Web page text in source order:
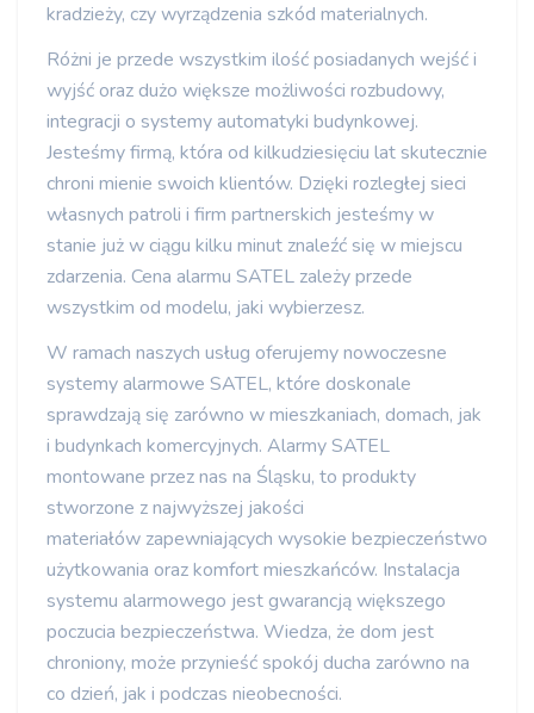
kradzieży, czy wyrządzenia szkód materialnych.
Różni je przede wszystkim ilość posiadanych wejść i
wyjść oraz dużo większe możliwości rozbudowy,
integracji o systemy automatyki budynkowej.
Jesteśmy firmą, która od kilkudziesięciu lat skutecznie
chroni mienie swoich klientów. Dzięki rozległej sieci
własnych patroli i firm partnerskich jesteśmy w
stanie już w ciągu kilku minut znaleźć się w miejscu
zdarzenia. Cena alarmu SATEL zależy przede
wszystkim od modelu, jaki wybierzesz.
W ramach naszych usług oferujemy nowoczesne
systemy alarmowe SATEL, które doskonale
sprawdzają się zarówno w mieszkaniach, domach, jak
i budynkach komercyjnych. Alarmy SATEL
montowane przez nas na Śląsku, to produkty
stworzone z najwyższej jakości
materiałów zapewniających wysokie bezpieczeństwo
użytkowania oraz komfort mieszkańców. Instalacja
systemu alarmowego jest gwarancją większego
poczucia bezpieczeństwa. Wiedza, że dom jest
chroniony, może przynieść spokój ducha zarówno na
co dzień, jak i podczas nieobecności.